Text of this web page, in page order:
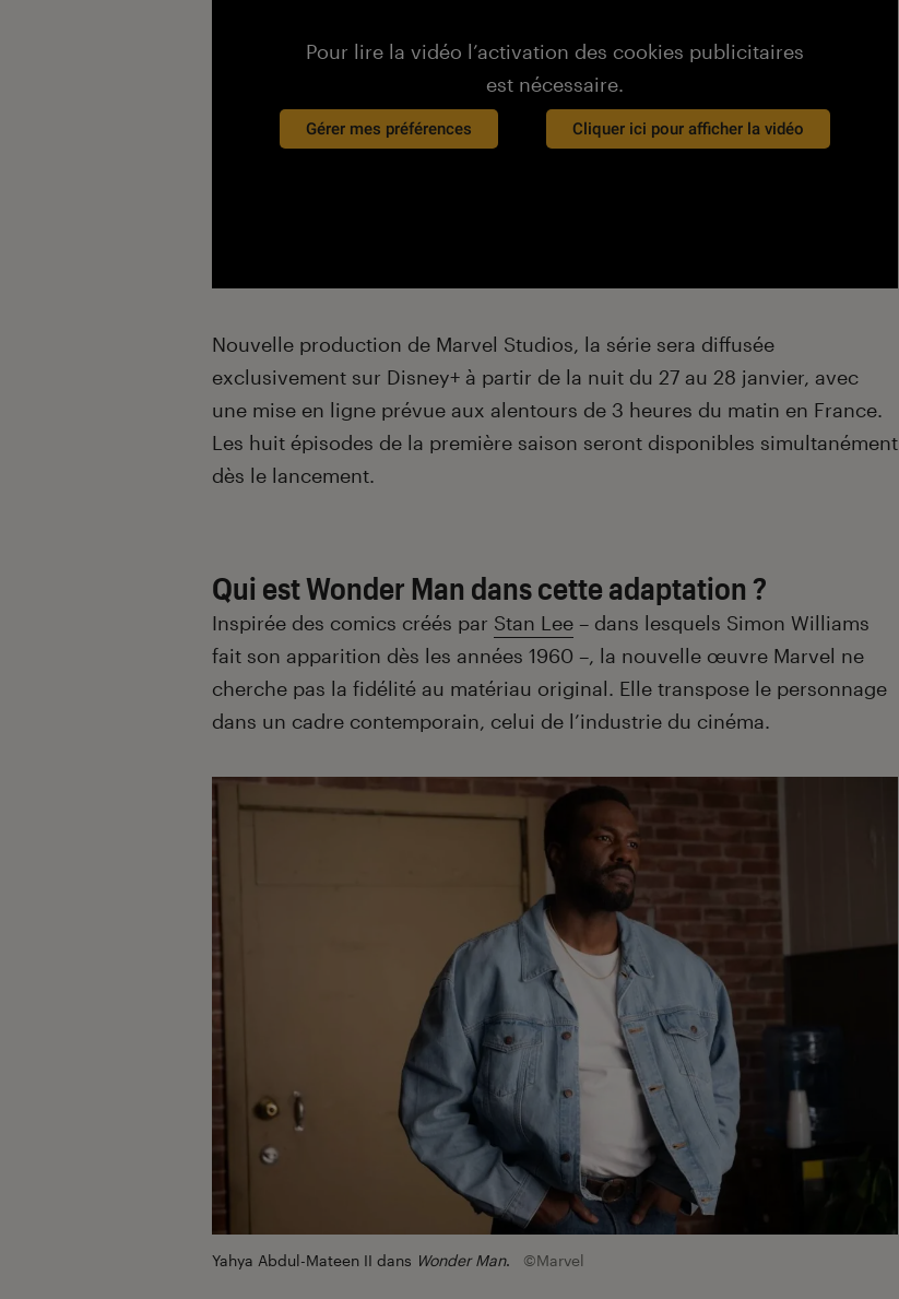
Pour lire la vidéo l’activation des cookies publicitaires
est nécessaire.
Gérer mes préférences Cliquer ici pour afficher la vidéo
Nouvelle production de Marvel Studios, la série sera diffusée
exclusivement sur Disney+ à partir de la nuit du 27 au 28 janvier, avec
une mise en ligne prévue aux alentours de 3 heures du matin en France.
Les huit épisodes de la première saison seront disponibles simultanément
dès le lancement.
Qui est Wonder Man dans cette adaptation ?
Inspirée des comics créés par Stan Lee – dans lesquels Simon Williams
fait son apparition dès les années 1960 –, la nouvelle œuvre Marvel ne
cherche pas la fidélité au matériau original. Elle transpose le personnage
dans un cadre contemporain, celui de l’industrie du cinéma.
Yahya Abdul-Mateen II dans Wonder Man. ©Marvel